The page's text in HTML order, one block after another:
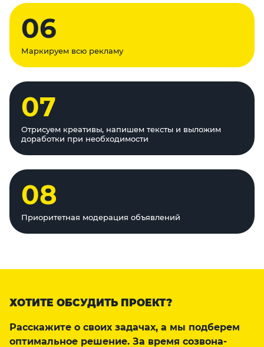
06
Маркируем всю рекламу
07
Отрисуем креативы, напишем тексты и выложим
доработки при необходимости
08
Приоритетная модерация объявлений
ХОТИТЕ ОБСУДИТЬ ПРОЕКТ?
Расскажите о своих задачах, а мы подберем
оптимальное решение. За время созвона-